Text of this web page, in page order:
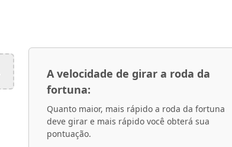
A velocidade de girar a roda da
fortuna:
Quanto maior, mais rápido a roda da fortuna
deve girar e mais rápido você obterá sua
pontuação.